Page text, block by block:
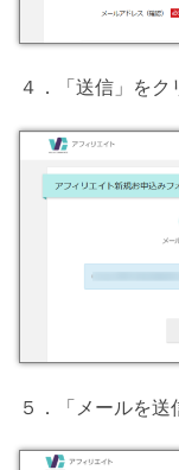
４．「送信」をク
５．「メールを送